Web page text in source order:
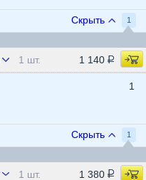
Скрыть 1
1 шт. 1 140
1
Скрыть 1
1 шт. 1 380